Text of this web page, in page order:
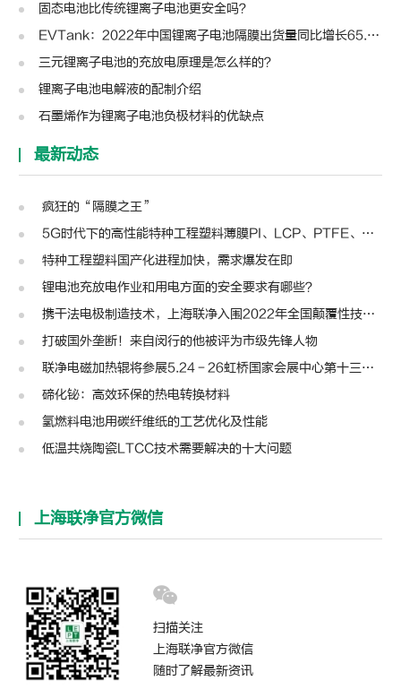
固态电池比传统锂离子电池更安全吗？
EVTank：2022年中国锂离子电池隔膜出货量同比增长65.3%至133.2亿平米
三元锂离子电池的充放电原理是怎么样的？
锂离子电池电解液的配制介绍
石墨烯作为锂离子电池负极材料的优缺点
最新动态
疯狂的“隔膜之王”
5G时代下的高性能特种工程塑料薄膜PI、LCP、PTFE、PPS、PEEK、PEN
特种工程塑料国产化进程加快，需求爆发在即
锂电池充放电作业和用电方面的安全要求有哪些？
携干法电极制造技术，上海联净入围2022年全国颠覆性技术创新大赛
打破国外垄断！来自闵行的他被评为市级先锋人物
联净电磁加热辊将参展5.24－26虹桥国家会展中心第十三届模切展
碲化铋：高效环保的热电转换材料
氢燃料电池用碳纤维纸的工艺优化及性能
低温共烧陶瓷LTCC技术需要解决的十大问题
上海联净官方微信
扫描关注
上海联净官方微信
随时了解最新资讯